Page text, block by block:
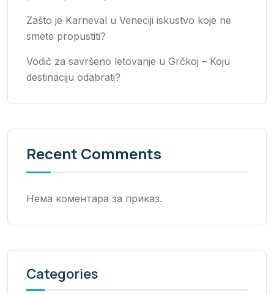
Zašto je Karneval u Veneciji iskustvo koje ne
smete propustiti?
Vodič za savršeno letovanje u Grčkoj – Koju
destinaciju odabrati?
Recent Comments
Нема коментара за приказ.
Categories